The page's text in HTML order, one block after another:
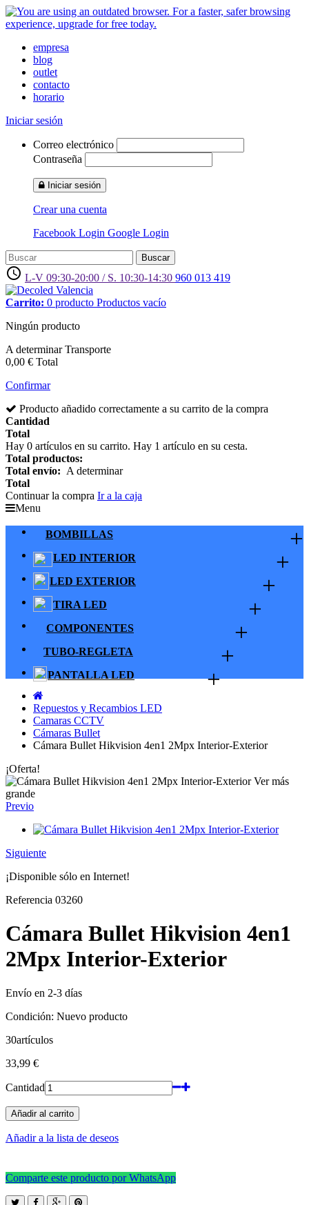
empresa
blog
outlet
contacto
horario
Iniciar sesión
Correo electrónico
Contraseña
Iniciar sesión
Crear una cuenta
Facebook Login Google Login
Buscar
access_time L-V 09:30-20:00 / S. 10:30-14:30 960 013 419
Carrito: 0 producto Productos vacío
Ningún producto
A determinarTransporte
0,00 € Total
Confirmar
Producto añadido correctamente a su carrito de la compra
Cantidad
Total
Hay 0 artículos en su carrito. Hay 1 artículo en su cesta.
Total productos:
Total envío: A determinar
Total
Continuar la compra Ir a la caja
Menu
BOMBILLAS +
LED INTERIOR +
LED EXTERIOR +
TIRA LED +
COMPONENTES +
TUBO-REGLETA +
PANTALLA LED +
Repuestos y Recambios LED
Camaras CCTV
Cámaras Bullet
Cámara Bullet Hikvision 4en1 2Mpx Interior-Exterior
¡Oferta!
Ver más
grande
Previo
Siguiente
¡Disponible sólo en Internet!
Referencia 03260
Cámara Bullet Hikvision 4en1
2Mpx Interior-Exterior
Envío en 2-3 días
Condición: Nuevo producto
30artículos
33,99 €
Cantidad
Añadir al carrito
Añadir a la lista de deseos
Comparte este producto por WhatsApp